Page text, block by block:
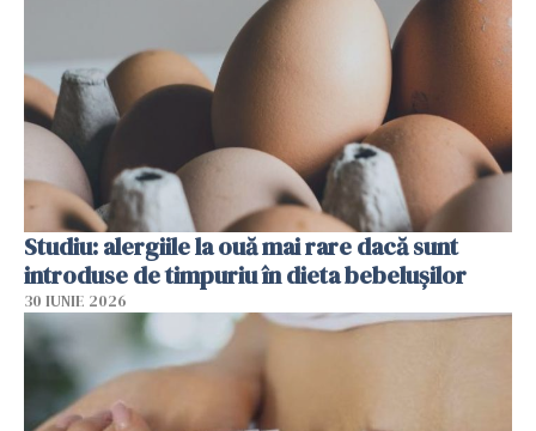
Studiu: alergiile la ouă mai rare dacă sunt
introduse de timpuriu în dieta bebelușilor
30 IUNIE 2026